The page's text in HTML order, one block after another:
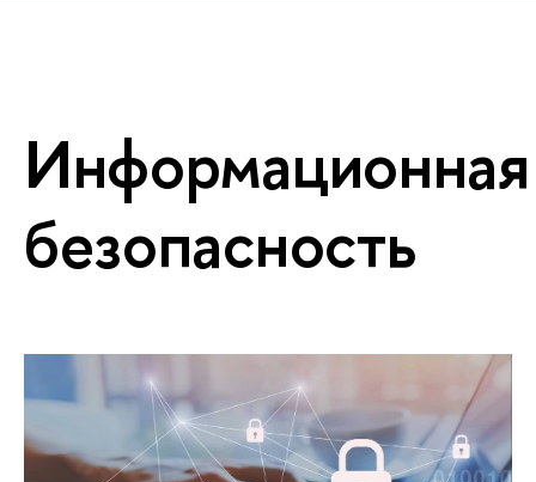
Информационная
безопасность